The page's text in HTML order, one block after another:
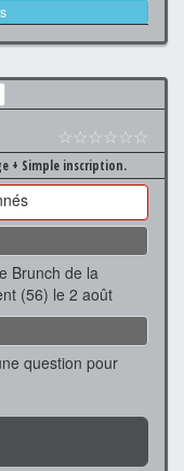
☆☆☆☆☆☆
+ Simple inscription.
Brunch de la
(56) le 2 août
question pour